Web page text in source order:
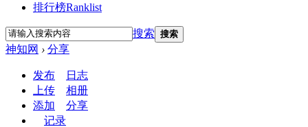
排行榜Ranklist
搜索 搜索
神知网 › 分享
发布
日志
上传
相册
添加
分享
记录